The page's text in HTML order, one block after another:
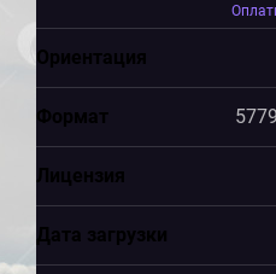
Ориентация
Формат
Лицензия
Дата загрузки